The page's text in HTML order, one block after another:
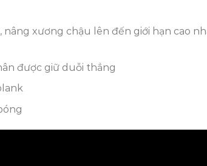
xương chậu lên đến giới hạn cao
được giữ duỗi thẳng